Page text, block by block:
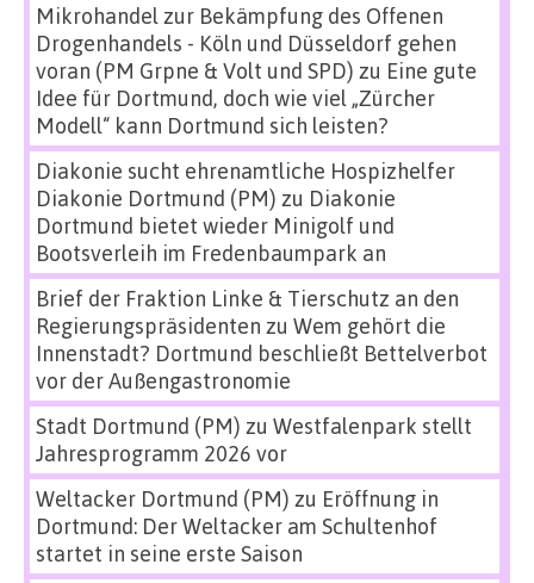
Mikrohandel zur Bekämpfung des Offenen
Drogenhandels - Köln und Düsseldorf gehen
voran (PM Grpne & Volt und SPD) zu Eine gute
Idee für Dortmund, doch wie viel „Zürcher
Modell“ kann Dortmund sich leisten?
Diakonie sucht ehrenamtliche Hospizhelfer
Diakonie Dortmund (PM) zu Diakonie
Dortmund bietet wieder Minigolf und
Bootsverleih im Fredenbaumpark an
Brief der Fraktion Linke & Tierschutz an den
Regierungspräsidenten zu Wem gehört die
Innenstadt? Dortmund beschließt Bettelverbot
vor der Außengastronomie
Stadt Dortmund (PM) zu Westfalenpark stellt
Jahresprogramm 2026 vor
Weltacker Dortmund (PM) zu Eröffnung in
Dortmund: Der Weltacker am Schultenhof
startet in seine erste Saison